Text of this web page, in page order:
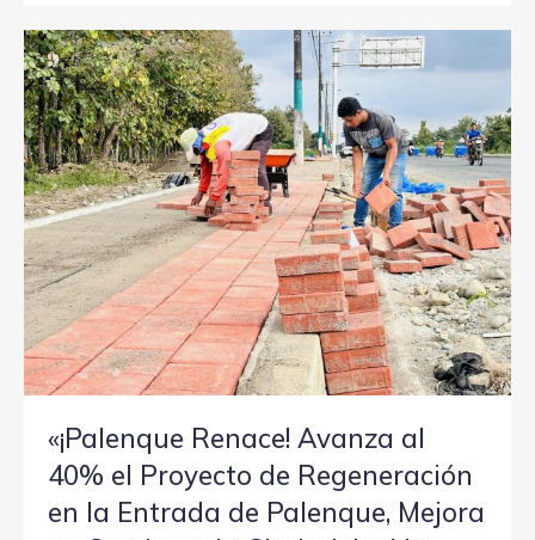
«¡Palenque Renace! Avanza al
40% el Proyecto de Regeneración
en la Entrada de Palenque, Mejora